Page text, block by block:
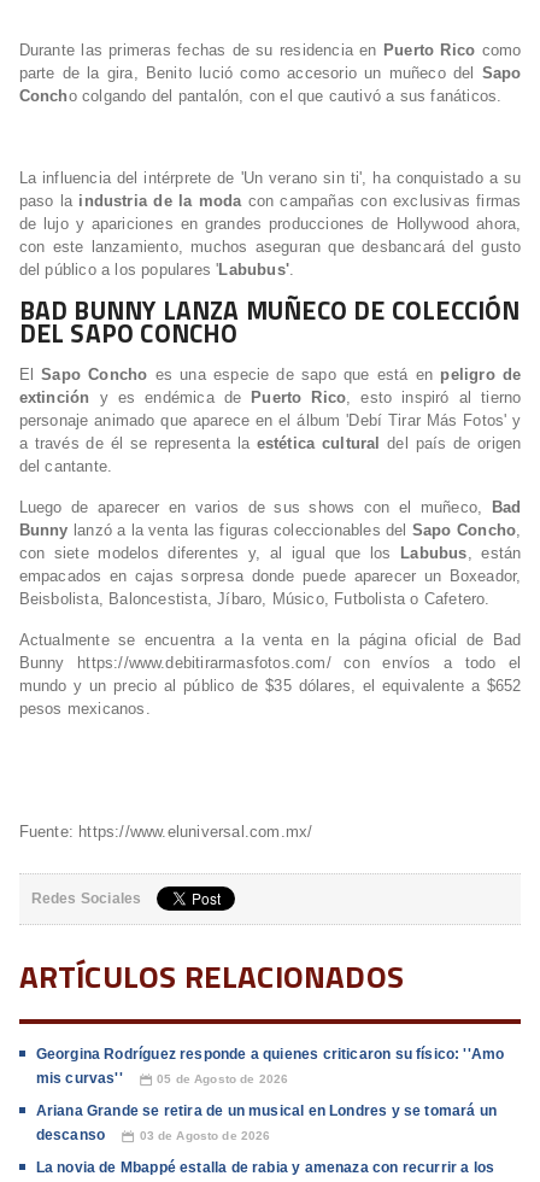
Durante las primeras fechas de su residencia en Puerto Rico como
parte de la gira, Benito lució como accesorio un muñeco del
Sapo
Concho colgando del pantalón, con el que cautivó a sus fanáticos.
La influencia del intérprete de 'Un verano sin ti', ha conquistado a su
paso la industria de la moda con campañas con exclusivas firmas
de lujo y apariciones en grandes producciones de Hollywood ahora,
con este lanzamiento, muchos aseguran que desbancará del gusto
del público a los populares 'Labubus'.
BAD BUNNY LANZA MUÑECO DE COLECCIÓN
DEL SAPO CONCHO
El Sapo Concho es una especie de sapo que está en peligro de
extinción
y es endémica de Puerto Rico, esto inspiró al tierno
personaje animado que aparece en el álbum 'Debí Tirar Más Fotos' y
a través de él se representa la estética cultural
del país de origen
del cantante.
Luego de aparecer en varios de sus shows con el muñeco,
Bad
Bunny lanzó a la venta las figuras coleccionables del Sapo Concho,
con siete modelos diferentes y, al igual que los
Labubus, están
empacados en cajas sorpresa donde puede aparecer un Boxeador,
Beisbolista, Baloncestista, Jíbaro, Músico, Futbolista o Cafetero.
Actualmente se encuentra a la venta en la página oficial de Bad
Bunny https://www.debitirarmasfotos.com/ con envíos a todo el
mundo y un precio al público de $35 dólares, el equivalente a $652
pesos mexicanos.
Fuente: https://www.eluniversal.com.mx/
Redes Sociales
ARTÍCULOS RELACIONADOS
Georgina Rodríguez responde a quienes criticaron su físico: ''Amo
mis curvas''
📅 05 de Agosto de 2026
Ariana Grande se retira de un musical en Londres y se tomará un
descanso
📅 03 de Agosto de 2026
La novia de Mbappé estalla de rabia y amenaza con recurrir a los